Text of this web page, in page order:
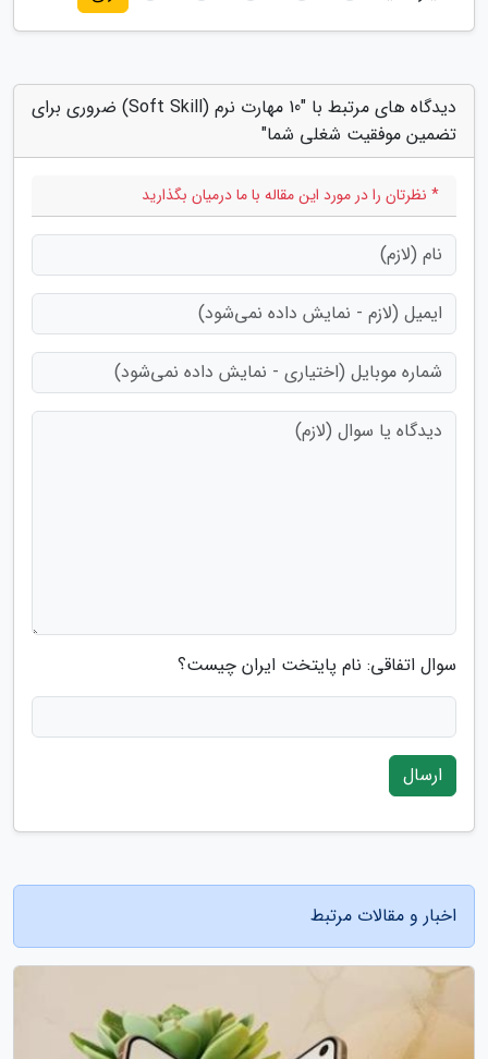
دیدگاه های مرتبط با "10 مهارت نرم (Soft Skill) ضروری برای
تضمین موفقیت شغلی شما"
* نظرتان را در مورد این مقاله با ما درمیان بگذارید
سوال اتفاقی: نام پایتخت ایران چیست؟
ارسال
اخبار و مقالات مرتبط